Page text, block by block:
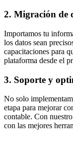
2. Migración de
Importamos tu
los datos sean
capacitaciones para
plataforma desde el
3. Soporte y
No solo
etapa para mejorar
contable. Con
con las mejores